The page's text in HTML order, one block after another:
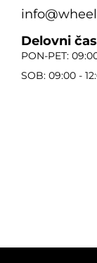
Delovni čas
PON-PET:
SOB: 09:00 -